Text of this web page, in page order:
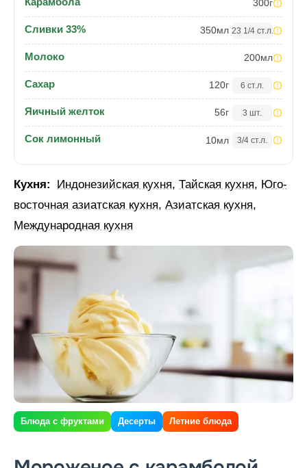
300г
Сливки 33% 350мл 23 1/4 ст.л.
Молоко 200мл
Сахар 120г 6 ст.л.
Яичный желток 56г 3 шт.
Сок лимонный 10мл 3/4 ст.л.
Кухня: Индонезийская кухня, Тайская кухня, Юго-
восточная азиатская кухня, Азиатская кухня,
Международная кухня
Блюда с фруктами Десерты Летние блюда